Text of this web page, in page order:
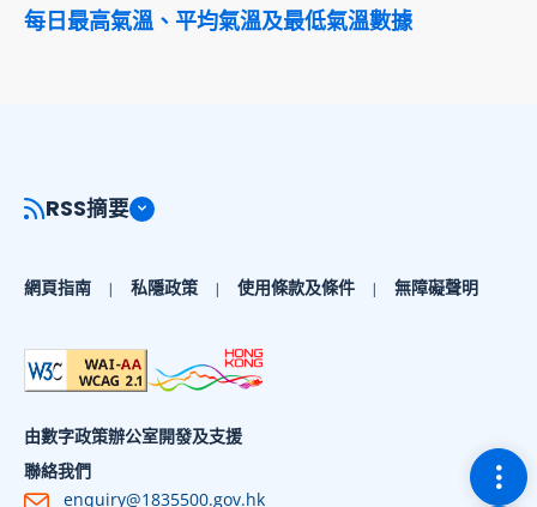
每日最高氣溫、平均氣溫及最低氣溫數據
切
RSS摘要
網頁指南 私隱政策 使用條款及條件 無障礙聲明
由數字政策辦公室開發及支援
聯絡我們
enquiry@1835500.gov.hk